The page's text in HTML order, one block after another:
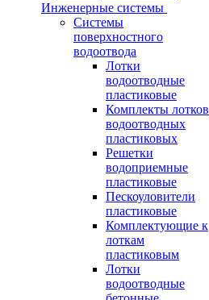
Инженерные системы
Системы
поверхностного
водоотвода
Лотки
водоотводные
пластиковые
Комплекты лотков
водоотводных
пластиковых
Решетки
водоприемные
пластиковые
Пескоуловители
пластиковые
Комплектующие к
лоткам
пластиковым
Лотки
водоотводные